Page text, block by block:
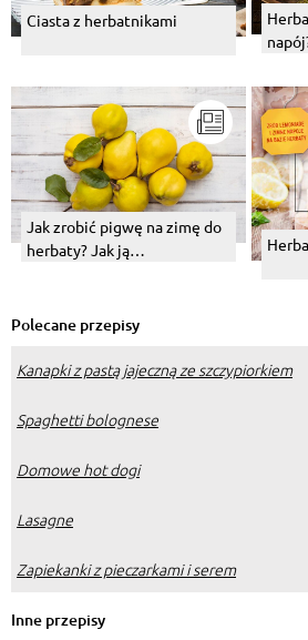
Ciasta z herbatnikami
Jak zrobić pigwę na zimę do
herbaty? Jak ją
Polecane przepisy
Kanapki z pastą jajeczną ze szczypiorkiem
Spaghetti bolognese
Domowe hot dogi
Lasagne
Zapiekanki z pieczarkami i serem
Inne przepisy